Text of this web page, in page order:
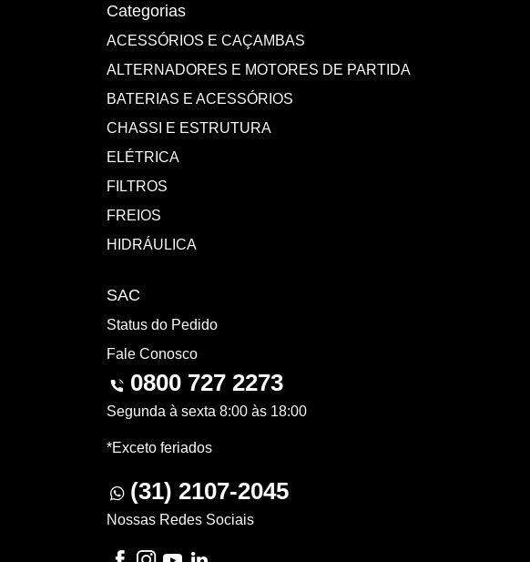
Categorias
ACESSÓRIOS E CAÇAMBAS
ALTERNADORES E MOTORES DE PARTIDA
BATERIAS E ACESSÓRIOS
CHASSI E ESTRUTURA
ELÉTRICA
FILTROS
FREIOS
HIDRÁULICA
SAC
Status do Pedido
Fale Conosco
0800 727 2273
Segunda à sexta 8:00 às 18:00
*Exceto feriados
(31) 2107-2045
Nossas Redes Sociais